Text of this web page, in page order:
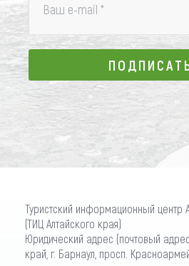
Ваш e-mail *
Туристский информационный центр
(ТИЦ Алтайского края)
Юридический адрес (почтовый
край, г. Барнаул, просп.